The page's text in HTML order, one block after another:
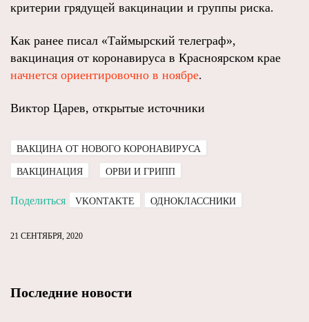
критерии грядущей вакцинации и группы риска.
Как ранее писал «Таймырский телеграф»,
вакцинация от коронавируса в Красноярском крае
начнется ориентировочно в ноябре.
Виктор Царев, открытые источники
ВАКЦИНА ОТ НОВОГО КОРОНАВИРУСА
ВАКЦИНАЦИЯ ОРВИ И ГРИПП
Поделиться VKONTAKTE ОДНОКЛАССНИКИ
21 СЕНТЯБРЯ, 2020
Последние новости